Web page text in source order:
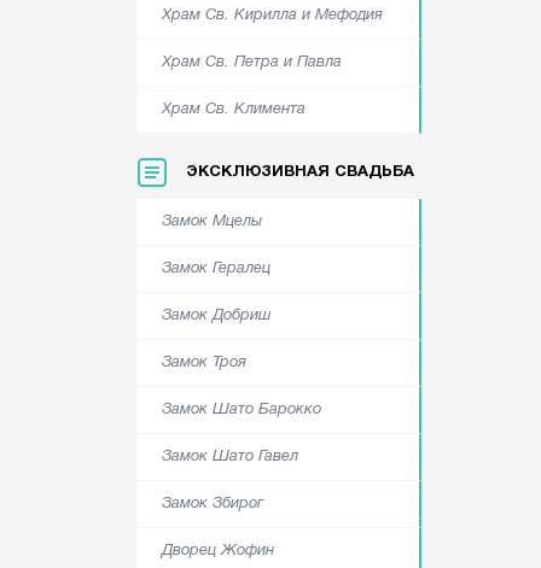
Храм Cв. Кирилла и Мефодия
Храм Cв. Петра и Павла
Храм Cв. Климента
ЭКСКЛЮЗИВНАЯ СВАДЬБА
Замок Мцелы
Замок Гералец
Замок Добриш
Замок Троя
Замок Шато Барокко
Замок Шато Гавел
Замок Збирог
Дворец Жофин